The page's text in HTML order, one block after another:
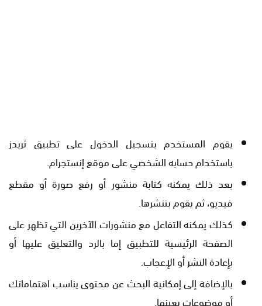
يقوم المستخدم بتسجيل الدخول على تطبيق ثريدز
باستخدام حسابه الشخصي على موقع إنستجرام.
بعد ذلك يمكنه كتابة منشور أو رفع صورة أو مقطع
فيديو، ثم يقوم بتنشرها.
كذلك يمكنه التفاعل مع منشورات الآخرين التي تظهر على
الصفحة الرئيسية للتطبيق إما بالرد والتعليق عليها أو
بإعادة النشر أو الإعجاب.
بالإضافة إلى إمكانية البحث عن محتوى يناسب اهتماماتك
أو موضوعات بعينها.